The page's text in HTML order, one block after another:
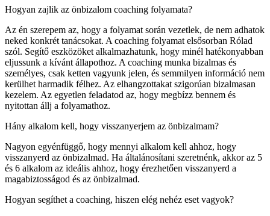
Hogyan zajlik az önbizalom coaching folyamata?
Az én szerepem az, hogy a folyamat során vezetlek, de nem adhatok
neked konkrét tanácsokat. A coaching folyamat elsősorban Rólad
szól. Segítő eszközöket alkalmazhatunk, hogy minél hatékonyabban
eljussunk a kívánt állapothoz. A coaching munka bizalmas és
személyes, csak ketten vagyunk jelen, és semmilyen információ nem
kerülhet harmadik félhez. Az elhangzottakat szigorúan bizalmasan
kezelem. Az egyetlen feladatod az, hogy megbízz bennem és
nyitottan állj a folyamathoz.
Hány alkalom kell, hogy visszanyerjem az önbizalmam?
Nagyon egyénfüggő, hogy mennyi alkalom kell ahhoz, hogy
visszanyerd az önbizalmad. Ha általánosítani szeretnénk, akkor az 5
és 6 alkalom az ideális ahhoz, hogy érezhetően visszanyerd a
magabiztosságod és az önbizalmad.
Hogyan segíthet a coaching, hiszen elég nehéz eset vagyok?